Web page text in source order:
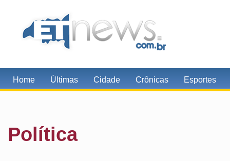
Home Últimas Cidade Crônicas Esportes
Polí­tica